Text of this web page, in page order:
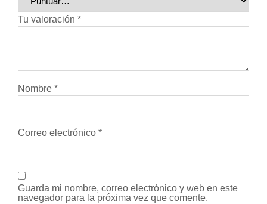
Tu valoración *
Nombre *
Correo electrónico *
Guarda mi nombre, correo electrónico y web en este
navegador para la próxima vez que comente.